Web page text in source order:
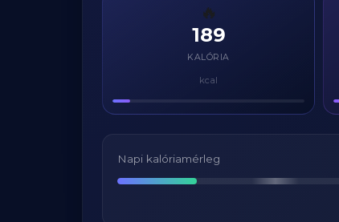
🔥
189
KALÓRIA
kcal
Napi kalóriamérleg